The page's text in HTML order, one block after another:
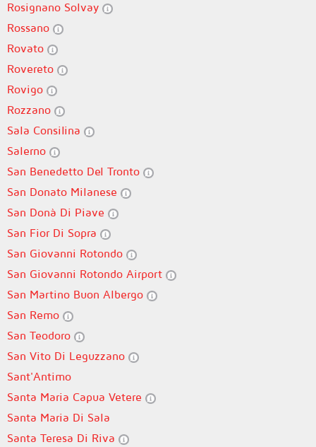
Rosignano Solvay
Rossano
Rovato
Rovereto
Rovigo
Rozzano
Sala Consilina
Salerno
San Benedetto Del Tronto
San Donato Milanese
San Donà Di Piave
San Fior Di Sopra
San Giovanni Rotondo
San Giovanni Rotondo Airport
San Martino Buon Albergo
San Remo
San Teodoro
San Vito Di Leguzzano
Sant'Antimo
Santa Maria Capua Vetere
Santa Maria Di Sala
Santa Teresa Di Riva